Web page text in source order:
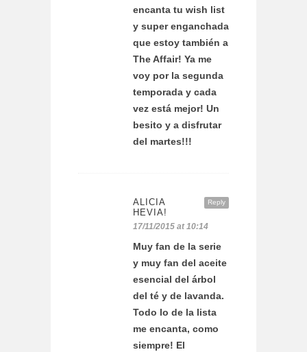
encanta tu wish list
y super enganchada
que estoy también a
The Affair! Ya me
voy por la segunda
temporada y cada
vez está mejor! Un
besito y a disfrutar
del martes!!!
Reply
ALICIA
HEVIA!
17/11/2015 at 10:14
Muy fan de la serie
y muy fan del aceite
esencial del árbol
del té y de lavanda.
Todo lo de la lista
me encanta, como
siempre! El